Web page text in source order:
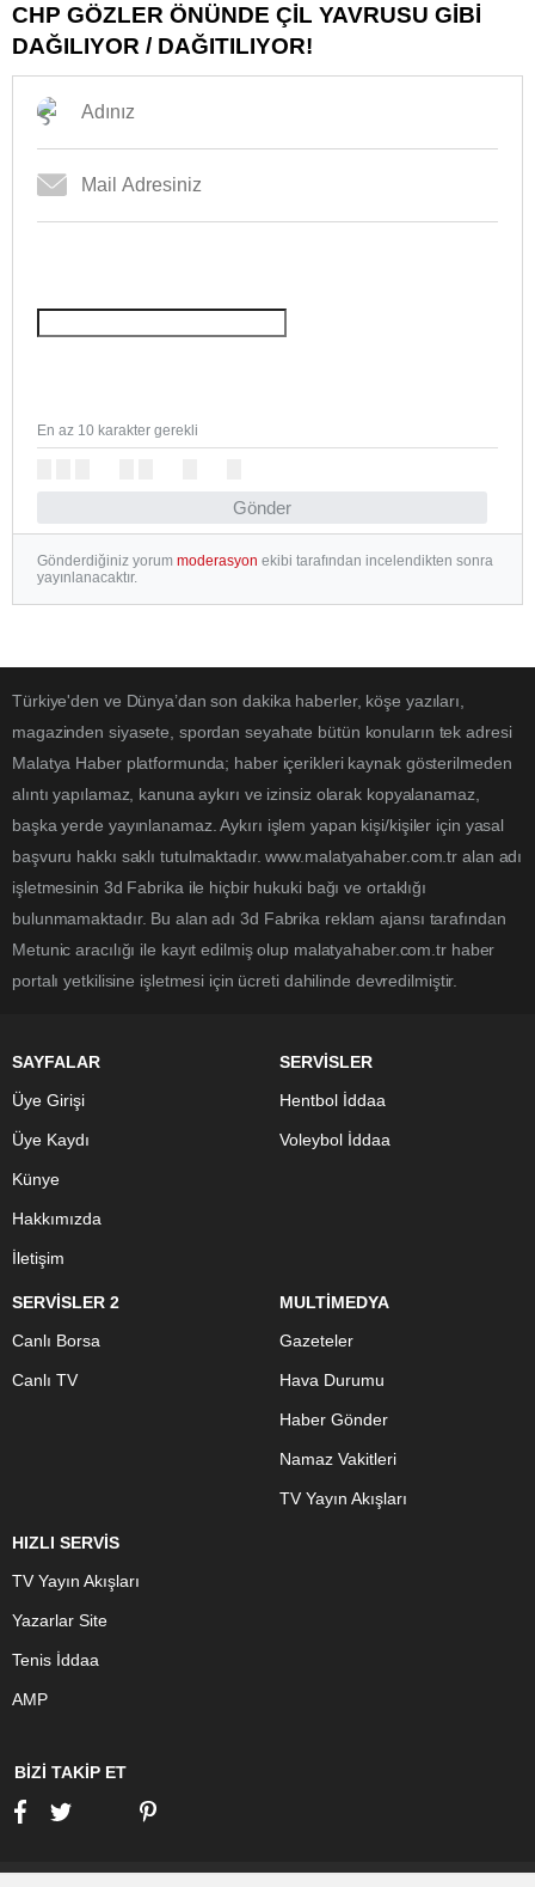
CHP GÖZLER ÖNÜNDE ÇİL YAVRUSU GİBİ
DAĞILIYOR / DAĞITILIYOR!
Gönder
En az 10 karakter gerekli
Gönderdiğiniz yorum moderasyon ekibi tarafından incelendikten sonra
yayınlanacaktır.
Türkiye'den ve Dünya’dan son dakika haberler, köşe yazıları,
magazinden siyasete, spordan seyahate bütün konuların tek adresi
Malatya Haber platformunda; haber içerikleri kaynak gösterilmeden
alıntı yapılamaz, kanuna aykırı ve izinsiz olarak kopyalanamaz,
başka yerde yayınlanamaz. Aykırı işlem yapan kişi/kişiler için yasal
başvuru hakkı saklı tutulmaktadır. www.malatyahaber.com.tr alan adı
işletmesinin 3d Fabrika ile hiçbir hukuki bağı ve ortaklığı
bulunmamaktadır. Bu alan adı 3d Fabrika reklam ajansı tarafından
Metunic aracılığı ile kayıt edilmiş olup malatyahaber.com.tr haber
portalı yetkilisine işletmesi için ücreti dahilinde devredilmiştir.
SAYFALAR
Üye Girişi
Üye Kaydı
Künye
Hakkımızda
İletişim
SERVİSLER
Hentbol İddaa
Voleybol İddaa
SERVİSLER 2
Canlı Borsa
Canlı TV
MULTİMEDYA
Gazeteler
Hava Durumu
Haber Gönder
Namaz Vakitleri
TV Yayın Akışları
HIZLI SERVİS
TV Yayın Akışları
Yazarlar Site
Tenis İddaa
AMP
BİZİ TAKİP ET